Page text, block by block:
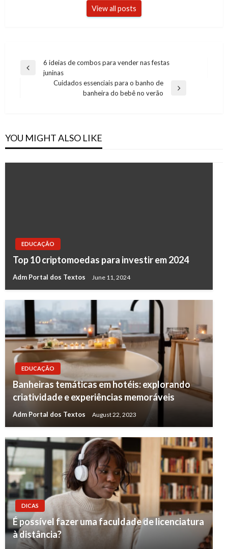
View all posts
Post
navigation
Previous
6 ideias de combos para vender nas festas
juninas
Cuidados essenciais para o banho de
banheira do bebê no verão
YOU MIGHT ALSO LIKE
EDUCAÇÃO
Top 10 criptomoedas para investir em 2024
Adm Portal dos Textos June 11, 2024
EDUCAÇÃO
Banheiras temáticas em hotéis: explorando
criatividade e experiências memoráveis
Adm Portal dos Textos August 22, 2023
DICAS
É possível fazer uma faculdade de licenciatura
à distância?